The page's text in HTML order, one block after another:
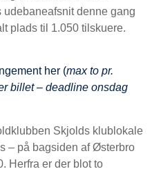
denne gang
plads til 1.050 tilskuere.
her (max to pr.
billet – deadline onsdag
Skjolds klublokale
– på bagsiden af Østerbro
Herfra er der blot to